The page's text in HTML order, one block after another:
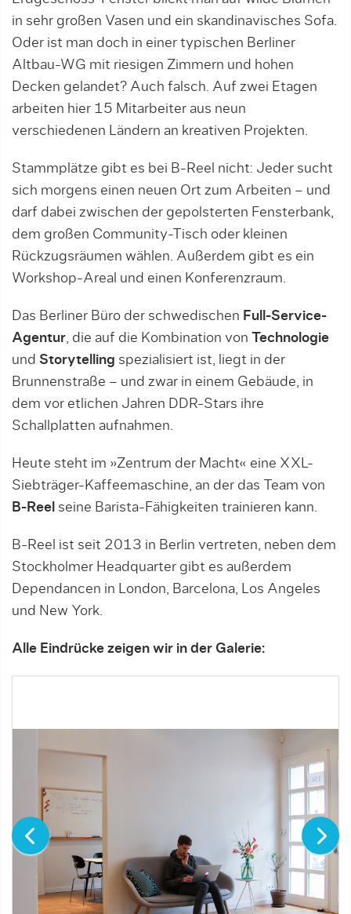
in sehr großen Vasen und ein skandinavisches Sofa.
Oder ist man doch in einer typischen Berliner
Altbau-WG mit riesigen Zimmern und hohen
Decken gelandet? Auch falsch. Auf zwei Etagen
arbeiten hier 15 Mitarbeiter aus neun
verschiedenen Ländern an kreativen Projekten.
Stammplätze gibt es bei B-Reel nicht: Jeder sucht
sich morgens einen neuen Ort zum Arbeiten – und
darf dabei zwischen der gepolsterten Fensterbank,
dem großen Community-Tisch oder kleinen
Rückzugsräumen wählen. Außerdem gibt es ein
Workshop-Areal und einen Konferenzraum.
Das Berliner Büro der schwedischen Full-Service-
Agentur, die auf die Kombination von Technologie
und Storytelling spezialisiert ist, liegt in der
Brunnenstraße – und zwar in einem Gebäude, in
dem vor etlichen Jahren DDR-Stars ihre
Schallplatten aufnahmen.
Heute steht im »Zentrum der Macht« eine XXL-
Siebträger-Kaffeemaschine, an der das Team von
B-Reel seine Barista-Fähigkeiten trainieren kann.
B-Reel ist seit 2013 in Berlin vertreten, neben dem
Stockholmer Headquarter gibt es außerdem
Dependancen in London, Barcelona, Los Angeles
und New York.
Alle Eindrücke zeigen wir in der Galerie: